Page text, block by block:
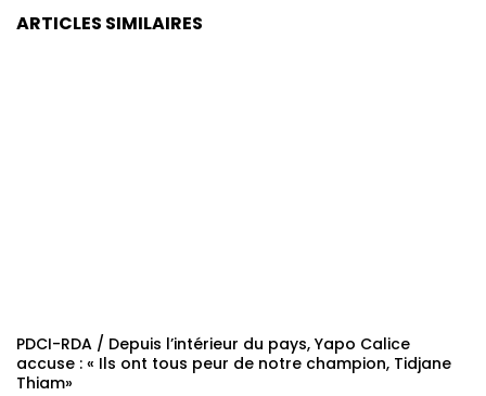
ARTICLES SIMILAIRES
PDCI-RDA / Depuis l’intérieur du pays, Yapo Calice
accuse : « Ils ont tous peur de notre champion, Tidjane
Thiam»